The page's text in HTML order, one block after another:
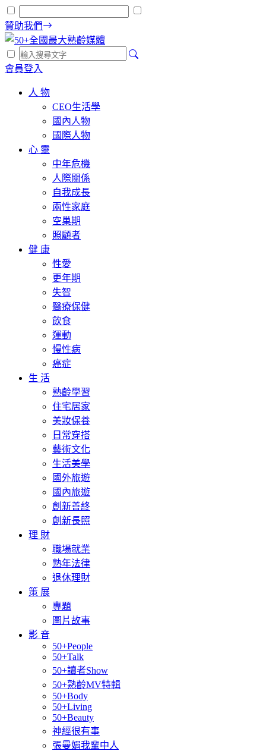
贊助我們
會員登入
人 物
CEO生活學
國內人物
國際人物
心 靈
中年危機
人際關係
自我成長
兩性家庭
空巢期
照顧者
健 康
性愛
更年期
失智
醫療保健
飲食
運動
慢性病
癌症
生 活
熟齡學習
住宅居家
美妝保養
日常穿搭
藝術文化
生活美學
國外旅遊
國內旅遊
創新善終
創新長照
理 財
職場就業
熟年法律
退休理財
策 展
專題
圖片故事
影 音
50+People
50+Talk
50+讀者Show
50+熟齡MV特輯
50+Body
50+Living
50+Beauty
神經很有事
張曼娟我輩中人